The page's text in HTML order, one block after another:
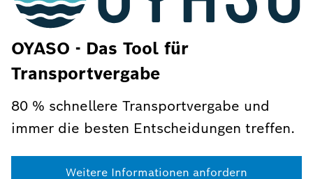
OYASO - Das Tool für
Transportvergabe
80 % schnellere Transportvergabe und
immer die besten Entscheidungen treffen.
Weitere Informationen anfordern